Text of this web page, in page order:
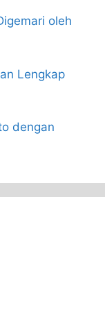
oleh
Lengkap
dengan